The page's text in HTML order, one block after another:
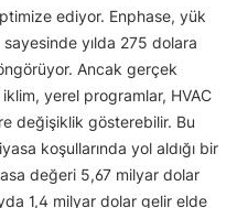
ediyor. Enphase, yük
yılda 275 dolara
Ancak gerçek
yerel programlar, HVAC
değişiklik gösterebilir. Bu
koşullarında yol aldığı bir
değeri 5,67 milyar dolar
1,4 milyar dolar gelir elde